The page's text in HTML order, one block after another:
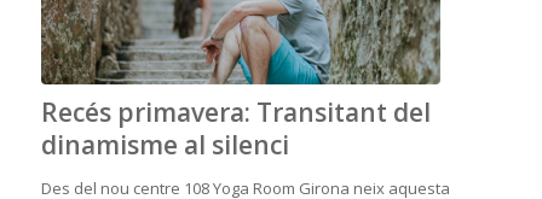
Recés primavera: Transitant del
dinamisme al silenci
Des del nou centre 108 Yoga Room Girona neix aquesta